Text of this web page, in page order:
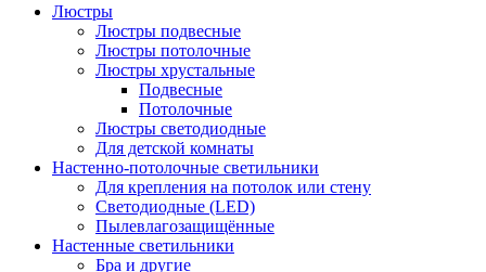
Люстры
Люстры подвесные
Люстры потолочные
Люстры хрустальные
Подвесные
Потолочные
Люстры светодиодные
Для детской комнаты
Настенно-потолочные светильники
Для крепления на потолок или стену
Светодиодные (LED)
Пылевлагозащищённые
Настенные светильники
Бра и другие